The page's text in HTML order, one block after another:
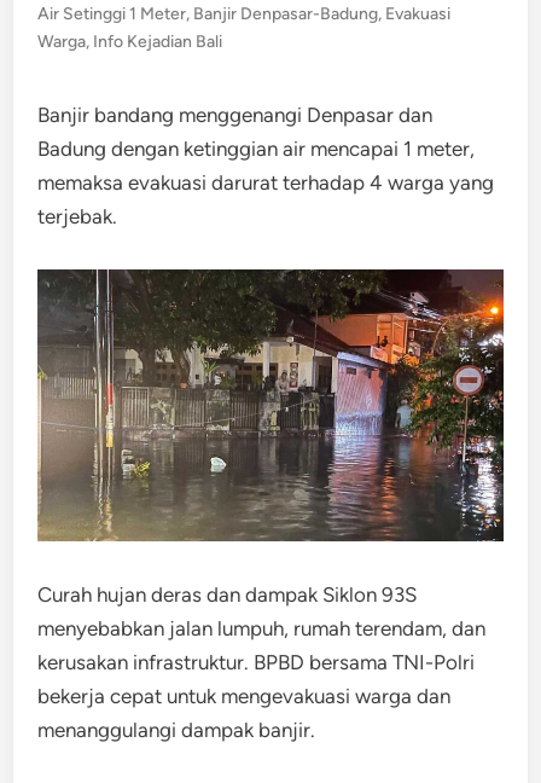
in
Air Setinggi 1 Meter, Banjir Denpasar-Badung, Evakuasi
Warga, Info Kejadian Bali
Banjir bandang menggenangi Denpasar dan
Badung dengan ketinggian air mencapai 1 meter,
memaksa evakuasi darurat terhadap 4 warga yang
terjebak.
Curah hujan deras dan dampak Siklon 93S
menyebabkan jalan lumpuh, rumah terendam, dan
kerusakan infrastruktur. BPBD bersama TNI-Polri
bekerja cepat untuk mengevakuasi warga dan
menanggulangi dampak banjir.